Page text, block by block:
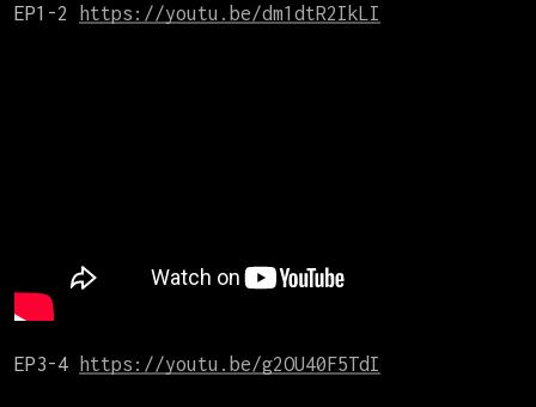
EP1-2 https://youtu.be/dm1dtR2IkLI
EP3-4 https://youtu.be/g2OU40F5TdI